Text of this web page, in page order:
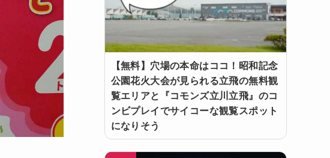
【無料】穴場の本命はココ！昭和記念
公園花火大会が見られる立飛の無料観
覧エリアと『コモンズ立川立飛』のコ
ンビプレイでサイコーな観覧スポット
になりそう